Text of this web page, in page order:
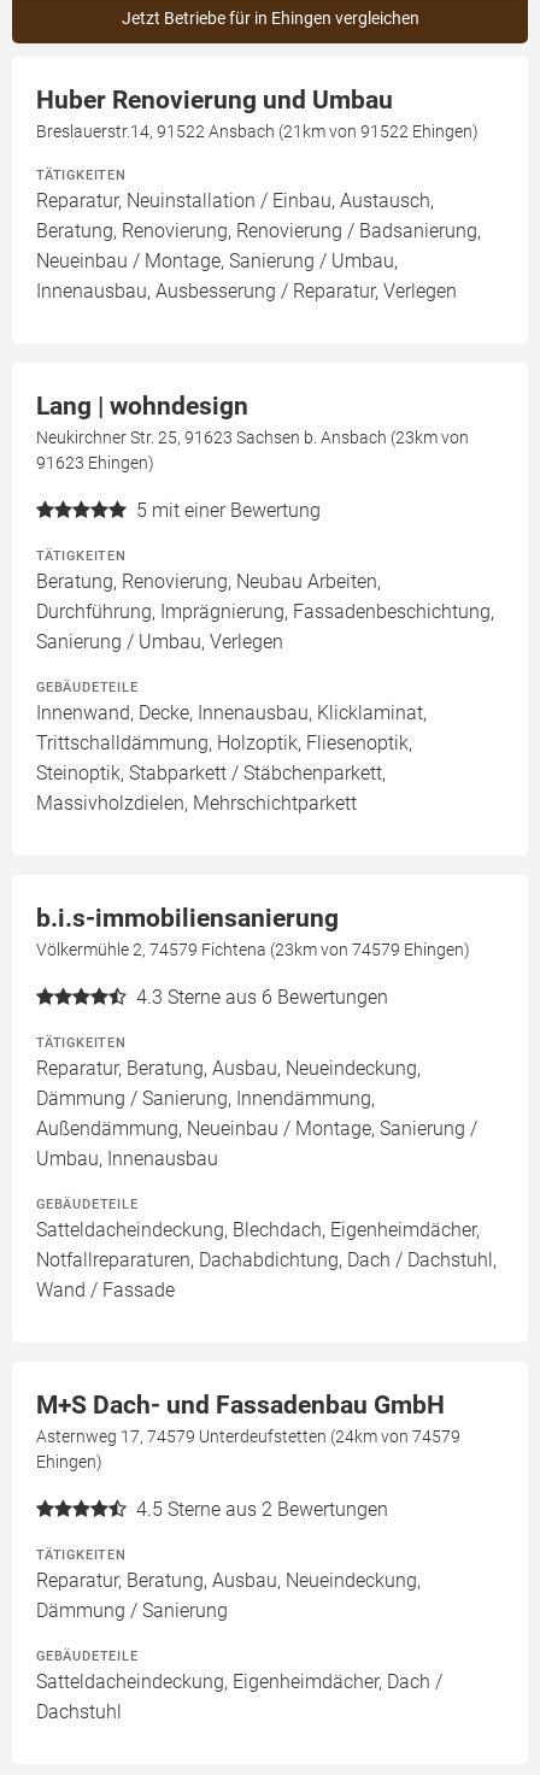
Jetzt Betriebe für in Ehingen vergleichen
Huber Renovierung und Umbau
Breslauerstr.14, 91522 Ansbach (21km von 91522 Ehingen)
TÄTIGKEITEN
Reparatur, Neuinstallation / Einbau, Austausch,
Beratung, Renovierung, Renovierung / Badsanierung,
Neueinbau / Montage, Sanierung / Umbau,
Innenausbau, Ausbesserung / Reparatur, Verlegen
Lang | wohndesign
Neukirchner Str. 25, 91623 Sachsen b. Ansbach (23km von
91623 Ehingen)
5 mit einer Bewertung
TÄTIGKEITEN
Beratung, Renovierung, Neubau Arbeiten,
Durchführung, Imprägnierung, Fassadenbeschichtung,
Sanierung / Umbau, Verlegen
GEBÄUDETEILE
Innenwand, Decke, Innenausbau, Klicklaminat,
Trittschalldämmung, Holzoptik, Fliesenoptik,
Steinoptik, Stabparkett / Stäbchenparkett,
Massivholzdielen, Mehrschichtparkett
b.i.s-immobiliensanierung
Völkermühle 2, 74579 Fichtena (23km von 74579 Ehingen)
4.3 Sterne aus 6 Bewertungen
TÄTIGKEITEN
Reparatur, Beratung, Ausbau, Neueindeckung,
Dämmung / Sanierung, Innendämmung,
Außendämmung, Neueinbau / Montage, Sanierung /
Umbau, Innenausbau
GEBÄUDETEILE
Satteldacheindeckung, Blechdach, Eigenheimdächer,
Notfallreparaturen, Dachabdichtung, Dach / Dachstuhl,
Wand / Fassade
M+S Dach- und Fassadenbau GmbH
Asternweg 17, 74579 Unterdeufstetten (24km von 74579
Ehingen)
4.5 Sterne aus 2 Bewertungen
TÄTIGKEITEN
Reparatur, Beratung, Ausbau, Neueindeckung,
Dämmung / Sanierung
GEBÄUDETEILE
Satteldacheindeckung, Eigenheimdächer, Dach /
Dachstuhl